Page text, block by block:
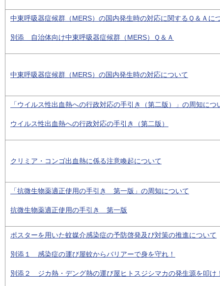
中東呼吸器症候群（MERS）の国内発生時の対応に関するＱ＆Ａに
別添 自治体向け中東呼吸器症候群（MERS）Ｑ＆Ａ
中東呼吸器症候群（MERS）の国内発生時の対応について
「ウイルス性出血熱への行政対応の手引き（第二版）」の周知につ
ウイルス性出血熱への行政対応の手引き（第二版）
クリミア・コンゴ出血熱に係る注意喚起について
「抗微生物薬適正使用の手引き 第一版」の周知について
抗微生物薬適正使用の手引き 第一版
ポスターを用いた蚊媒介感染症の予防啓発及び対策の推進について
別添１ 感染症の運び屋蚊からバリアーで身を守れ！
別添２ ジカ熱・デング熱の運び屋ヒトスジシマカの発生源を叩け